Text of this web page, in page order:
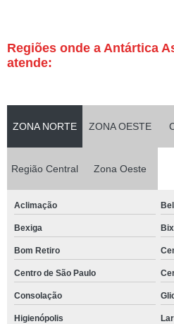
Regiões onde a Antártica
atende:
ZONA NORTE ZONA OESTE
Região Central Zona Oeste
Aclimação
Bexiga
Bom Retiro
Centro de São Paulo
Consolação
Higienópolis